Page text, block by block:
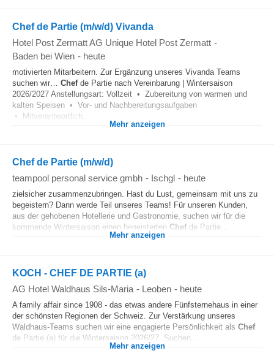
Chef de Partie (m/w/d) Vivanda
Hotel Post Zermatt AG Unique Hotel Post Zermatt -
Baden bei Wien - heute
motivierten Mitarbeitern. Zur Ergänzung unseres Vivanda Teams
suchen wir… Chefde Partie nach Vereinbarung | Wintersaison
2026/2027 Anstellungsart: Vollzeit • Zubereitung von warmen und
kalten Speisen • Vor- und Nachbereitungsaufgaben
• Mitverantwortlich...
Mehr anzeigen
Chef de Partie (m/w/d)
teampool personal service gmbh - Ischgl - heute
zielsicher zusammenzubringen. Hast du Lust, gemeinsam mit uns zu
begeistern? Dann werde Teil unseres Teams! Für unseren Kunden,
aus der gehobenen Hotellerie und Gastronomie, suchen wir für die
kommende Wintersaison einen begeisterten Chef de Partie...
Mehr anzeigen
KOCH - CHEF DE PARTIE (a)
AG Hotel Waldhaus Sils-Maria - Leoben - heute
A family affair since 1908 - das etwas andere Fünfsternehaus in einer
der schönsten Regionen der Schweiz. Zur Verstärkung unseres
Waldhaus-Teams suchen wir eine engagierte Persönlichkeit als Chef
de Partie (a) für die Wintersaison 2026/27. Suchen...
Mehr anzeigen